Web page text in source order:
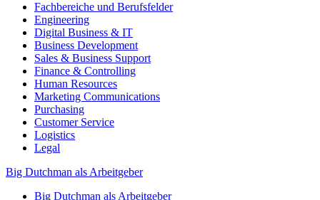
Fachbereiche und Berufsfelder
Engineering
Digital Business & IT
Business Development
Sales & Business Support
Finance & Controlling
Human Resources
Marketing Communications
Purchasing
Customer Service
Logistics
Legal
Big Dutchman als Arbeitgeber
Big Dutchman als Arbeitgeber